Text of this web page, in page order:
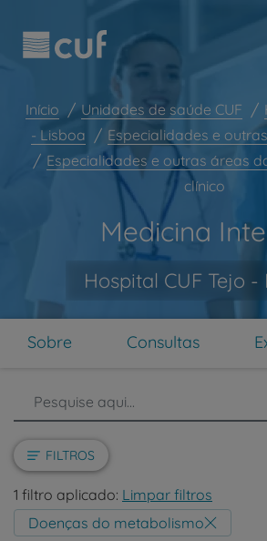
este
inclui
sistema
acessibilidade.
para
conteúdo
Prevenção e bem-estar
Grandes Áreas da Saúde
Plano +CUF
My CUF
Clientes e acompanhantes
CUF Academic Center
Para profissionais
Sobre nós
Início Unidades de saúde CUF
- Lisboa
Especialidades e
Especialidades e outras áreas
clínico
Medicina
Hospital CUF Tejo -
Sobre Consultas
FILTROS
Doenças do metabolismo
1 filtro aplicado: Limpar filtros